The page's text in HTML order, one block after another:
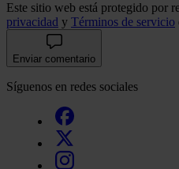
Este sitio web está protegido por
privacidad y Términos de servicio
Enviar comentario
Síguenos en redes sociales